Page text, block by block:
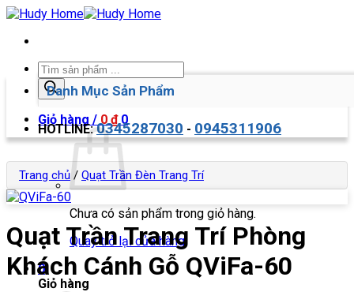
Bỏ
Tìm
kiếm
sản
phẩm
Giỏ hàng /0₫ 0
Chưa có sản phẩm trong giỏ hàng.
Quay trở lại cửa hàng
0
Giỏ hàng
Danh Mục Sản Phẩm
HOTLINE:0345287030 - 0945311906
Trang chủ / Quạt Trần Đèn Trang Trí
Quạt Trần Trang Trí Phòng
Khách Cánh Gỗ QViFa-60